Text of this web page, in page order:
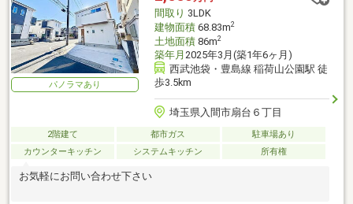
パノラマあり
間取り 3LDK
建物面積68.83m2
土地面積86m2
築年月 2025年3月(築1年6ヶ月)
西武池袋・豊島線 稲荷山公園駅 徒
歩3.5km
埼玉県入間市扇台６丁目
2階建て 都市ガス
駐車場あり
カウンターキッチン
システムキッチン 所有権
お気軽にお問い合わせ下さい